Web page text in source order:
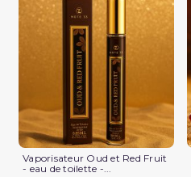
Vaporisateur Oud et Red Fruit
- eau de toilette -...